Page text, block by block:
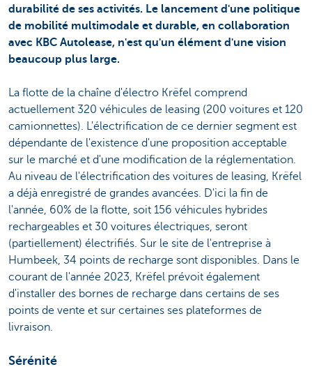
durabilité de ses activités. Le lancement d'une politique
de mobilité multimodale et durable, en collaboration
avec KBC Autolease, n'est qu'un élément d'une vision
beaucoup plus large.
La flotte de la chaîne d'électro Krëfel comprend
actuellement 320 véhicules de leasing (200 voitures et 120
camionnettes). L'électrification de ce dernier segment est
dépendante de l'existence d'une proposition acceptable
sur le marché et d'une modification de la réglementation.
Au niveau de l'électrification des voitures de leasing, Krëfel
a déjà enregistré de grandes avancées. D'ici la fin de
l'année, 60% de la flotte, soit 156 véhicules hybrides
rechargeables et 30 voitures électriques, seront
(partiellement) électrifiés. Sur le site de l'entreprise à
Humbeek, 34 points de recharge sont disponibles. Dans le
courant de l'année 2023, Krëfel prévoit également
d'installer des bornes de recharge dans certains de ses
points de vente et sur certaines ses plateformes de
livraison.
Sérénité